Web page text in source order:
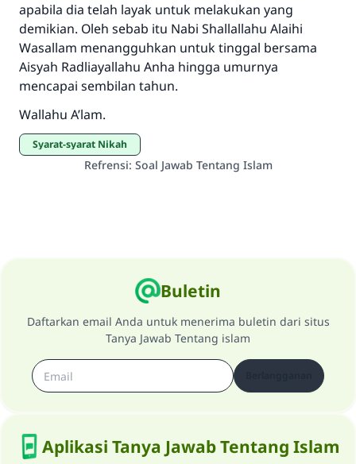
apabila dia telah layak untuk melakukan yang
demikian. Oleh sebab itu Nabi Shallallahu Alaihi
Wasallam menangguhkan untuk tinggal bersama
Aisyah Radliayallahu Anha hingga umurnya
mencapai sembilan tahun.
Wallahu A’lam.
Syarat-syarat Nikah
Refrensi: Soal Jawab Tentang Islam
Buletin
Daftarkan email Anda untuk menerima buletin dari situs
Tanya Jawab Tentang islam
Aplikasi Tanya Jawab Tentang Islam